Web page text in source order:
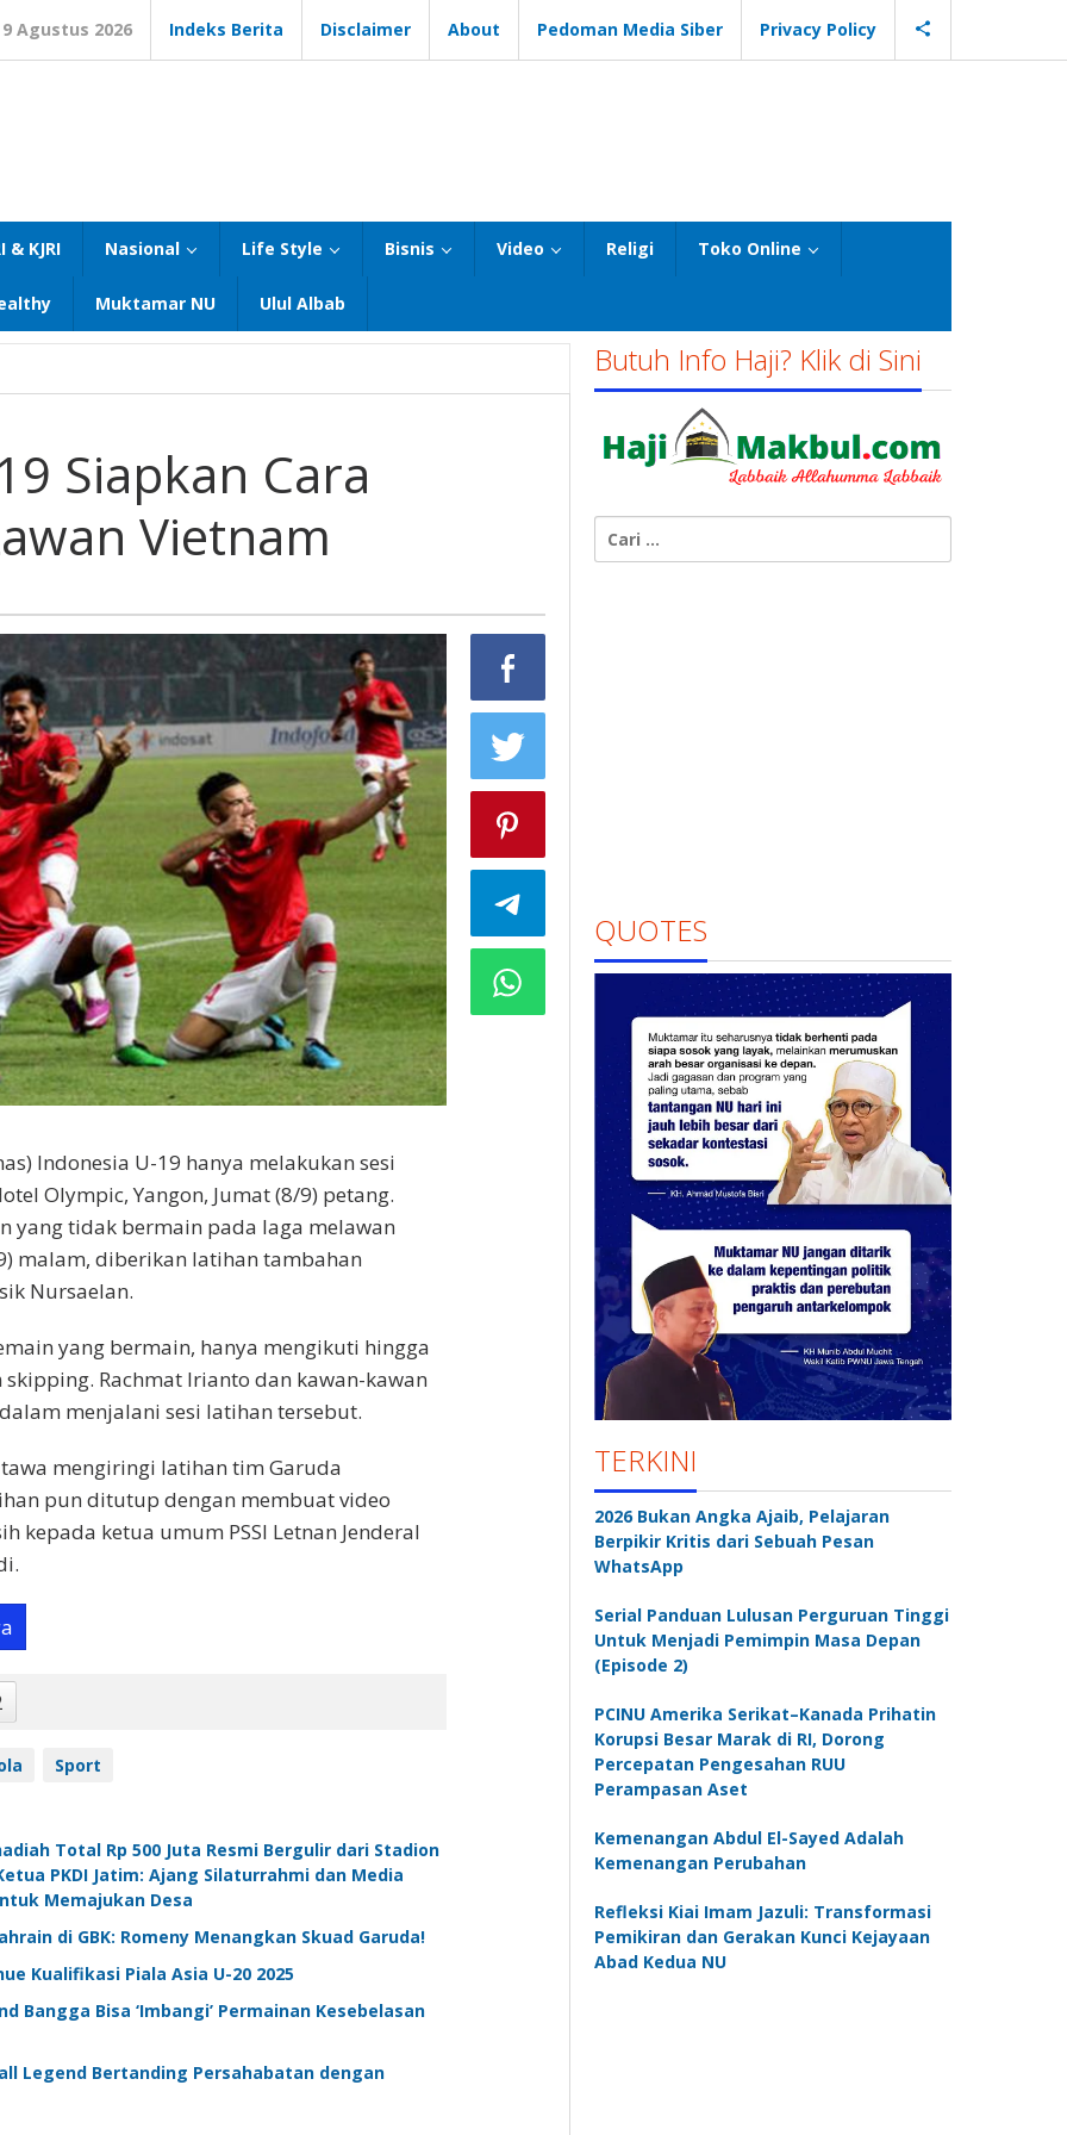
9 Agustus 2026 Indeks Berita Disclaimer About Pedoman Media Siber Privacy Policy
& KJRI Nasional Life Style Bisnis Video Religi Toko Online
Muktamar NU Ulul Albab
Siapkan Cara
Vietnam
Indonesia U-19 hanya melakukan sesi
Olympic, Yangon, Jumat (8/9) petang.
yang tidak bermain pada laga melawan
malam, diberikan latihan tambahan
Nursaelan.
yang bermain, hanya mengikuti hingga
skipping. Rachmat Irianto dan kawan-kawan
menjalani sesi latihan tersebut.
mengiringi latihan tim Garuda
pun ditutup dengan membuat video
kepada ketua umum PSSI Letnan Jenderal
Sport
Total Rp 500 Juta Resmi Bergulir dari Stadion
PKDI Jatim: Ajang Silaturrahmi dan Media
Memajukan Desa
di GBK: Romeny Menangkan Skuad Garuda!
Kualifikasi Piala Asia U-20 2025
Bangga Bisa ‘Imbangi’ Permainan Kesebelasan
Legend Bertanding Persahabatan dengan
Butuh Info Haji? Klik di Sini
untuk:
QUOTES
TERKINI
2026 Bukan Angka Ajaib, Pelajaran
Berpikir Kritis dari Sebuah Pesan
WhatsApp
Serial Panduan Lulusan Perguruan Tinggi
Untuk Menjadi Pemimpin Masa Depan
(Episode 2)
PCINU Amerika Serikat–Kanada Prihatin
Korupsi Besar Marak di RI, Dorong
Percepatan Pengesahan RUU
Perampasan Aset
Kemenangan Abdul El-Sayed Adalah
Kemenangan Perubahan
Refleksi Kiai Imam Jazuli: Transformasi
Pemikiran dan Gerakan Kunci Kejayaan
Abad Kedua NU